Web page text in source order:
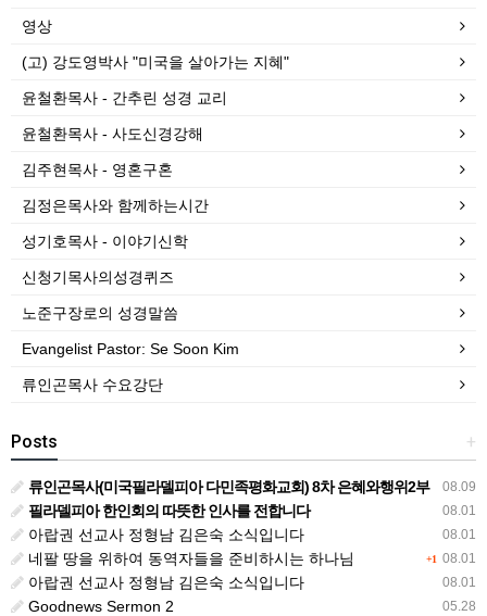
영상
(고) 강도영박사 "미국을 살아가는 지혜"
윤철환목사 - 간추린 성경 교리
윤철환목사 - 사도신경강해
김주현목사 - 영혼구혼
김정은목사와 함께하는시간
성기호목사 - 이야기신학
신청기목사의성경퀴즈
노준구장로의 성경말씀
Evangelist Pastor: Se Soon Kim
류인곤목사 수요강단
+
Posts
08.09
류인곤목사(미국필라델피아 다민족평화교회) 8차 은혜와행위2부
08.01
필라델피아 한인회의 따뜻한 인사를 전합니다
08.01
아랍권 선교사 정형남 김은숙 소식입니다
+1 08.01
네팔 땅을 위하여 동역자들을 준비하시는 하나님
08.01
아랍권 선교사 정형남 김은숙 소식입니다
05.28
Goodnews Sermon 2